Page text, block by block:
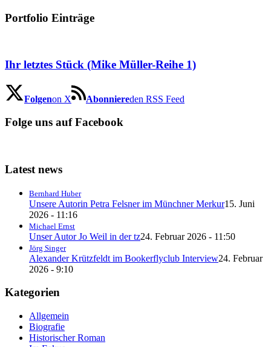
Portfolio Einträge
Ihr letztes Stück (Mike Müller-Reihe 1)
Folgenon X Abonniereden RSS Feed
Folge uns auf Facebook
Latest news
Bernhard Huber
Unsere Autorin Petra Felsner im Münchner Merkur15. Juni
2026 - 11:16
Michael Ernst
Unser Autor Jo Weil in der tz24. Februar 2026 - 11:50
Jörg Singer
Alexander Krützfeldt im Bookerflyclub Interview24. Februar
2026 - 9:10
Kategorien
Allgemein
Biografie
Historischer Roman